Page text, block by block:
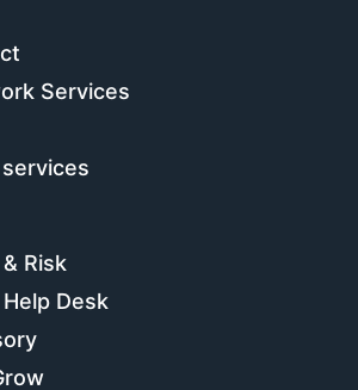
Services
Risk
Desk